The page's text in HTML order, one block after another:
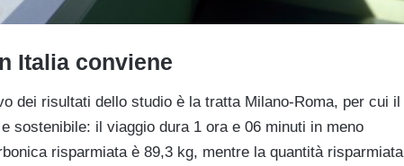
Italia conviene
dei risultati dello studio è la tratta Milano-Roma, per cui il
sostenibile: il viaggio dura 1 ora e 06 minuti in meno
risparmiata è 89,3 kg, mentre la quantità risparmiata